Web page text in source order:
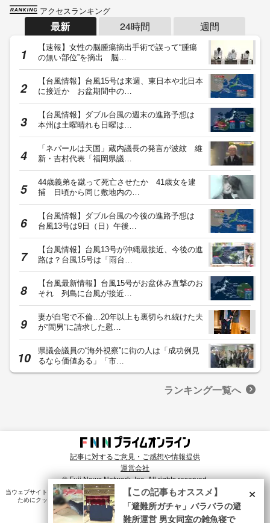
アクセスランキング
最新 24時間 週間
【速報】女性の脳腫瘍摘出手術で誤って“腫瘍
の無い部位”を摘出 脳…
【台風情報】台風15号は来週、東日本や北日本
に接近か お盆期間中の…
【台風情報】ダブル台風の週末の進路予想は
本州は土曜晴れも日曜は…
「ネパールは天国」蔵内議長の発言が波紋 維
新・吉村代表「福岡県議…
44歳義弟を蹴って死亡させたか 41歳女を逮
捕 日頃から同じ敷地内の…
【台風情報】ダブル台風の今後の進路予想は
台風13号は9日（日）午後…
【台風情報】台風13号が沖縄最接近、今後の進
路は？台風15号は「雨台…
【台風最新情報】台風15号がお盆休み直撃のお
それ 列島に台風が接近…
妻が自宅で不倫…20年以上も裏切られ続けた夫
が“間男”に請求した慰…
県議会議員の“海外視察”に街の人は「成功例見
るなら価値ある」「市…
ランキング一覧へ
記事に対するご意見・ご感想や情報提供
運営会社
© Fuji News Network, Inc. All rights reserved.
当ウェブサイトでは、ユーザのニーズ・興味・関⼼に合致したコンテンツや広告配信を提供する
ためにクッキーを使⽤しています。詳細は、 プライバシーポリシー をご確認ください。×
【この記事もオススメ】
「避難所ガチャ」バラバラの避
難所運営 男女同室の雑魚寝で